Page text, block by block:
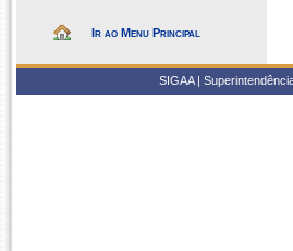
Ir ao Menu Principal
SIGAA |